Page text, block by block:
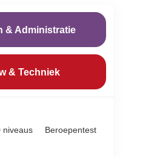
& Administratie
& Techniek
niveaus Beroepentest